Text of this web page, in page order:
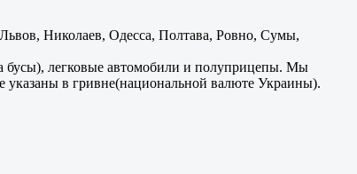
Николаев, Одесса, Полтава, Ровно, Сумы,
бусы), легковые автомобили и полуприцепы. Мы
указаны в гривне(национальной валюте Украины).